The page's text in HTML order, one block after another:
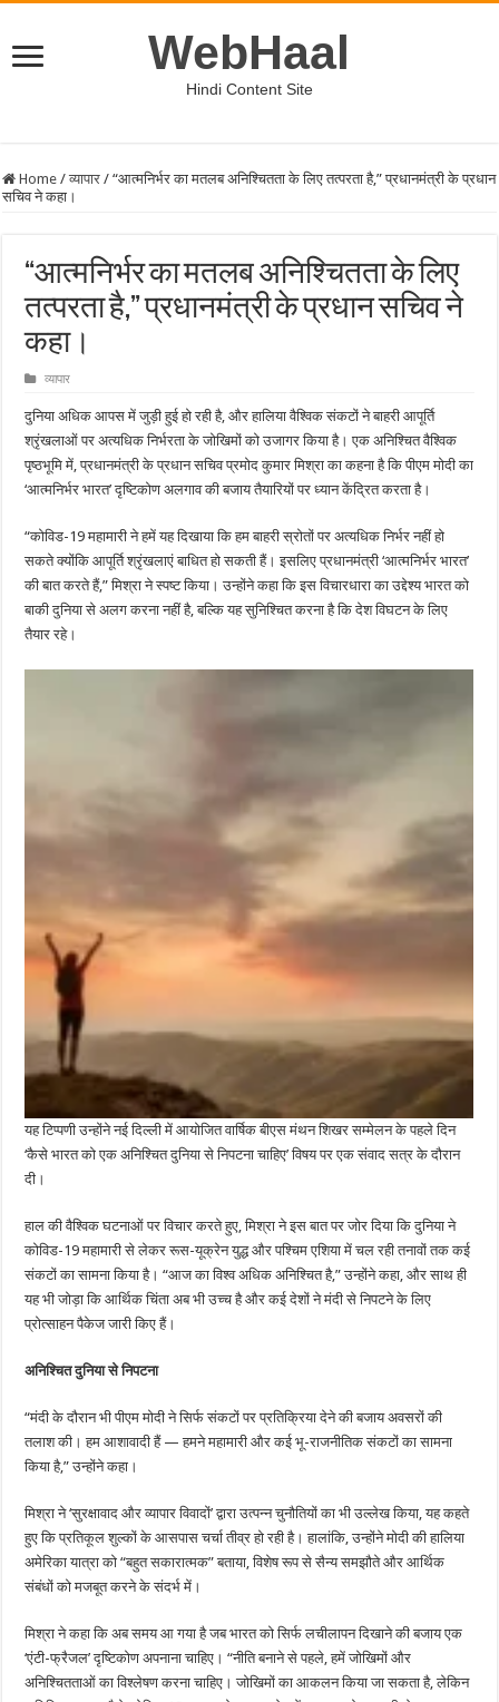
WebHaal
Hindi Content Site
Home / व्यापार / “आत्मनिर्भर का मतलब अनिश्चितता के लिए तत्परता है,” प्रधानमंत्री के प्रधान
सचिव ने कहा।
“आत्मनिर्भर का मतलब अनिश्चितता के लिए
तत्परता है,” प्रधानमंत्री के प्रधान सचिव ने
कहा।
व्यापार
दुनिया अधिक आपस में जुड़ी हुई हो रही है, और हालिया वैश्विक संकटों ने बाहरी आपूर्ति
श्रृंखलाओं पर अत्यधिक निर्भरता के जोखिमों को उजागर किया है। एक अनिश्चित वैश्विक
पृष्ठभूमि में, प्रधानमंत्री के प्रधान सचिव प्रमोद कुमार मिश्रा का कहना है कि पीएम मोदी का
‘आत्मनिर्भर भारत’ दृष्टिकोण अलगाव की बजाय तैयारियों पर ध्यान केंद्रित करता है।
“कोविड-19 महामारी ने हमें यह दिखाया कि हम बाहरी स्रोतों पर अत्यधिक निर्भर नहीं हो
सकते क्योंकि आपूर्ति श्रृंखलाएं बाधित हो सकती हैं। इसलिए प्रधानमंत्री ‘आत्मनिर्भर भारत’
की बात करते हैं,” मिश्रा ने स्पष्ट किया। उन्होंने कहा कि इस विचारधारा का उद्देश्य भारत को
बाकी दुनिया से अलग करना नहीं है, बल्कि यह सुनिश्चित करना है कि देश विघटन के लिए
तैयार रहे।
यह टिप्पणी उन्होंने नई दिल्ली में आयोजित वार्षिक बीएस मंथन शिखर सम्मेलन के पहले दिन
‘कैसे भारत को एक अनिश्चित दुनिया से निपटना चाहिए’ विषय पर एक संवाद सत्र के दौरान
दी।
हाल की वैश्विक घटनाओं पर विचार करते हुए, मिश्रा ने इस बात पर जोर दिया कि दुनिया ने
कोविड-19 महामारी से लेकर रूस-यूक्रेन युद्ध और पश्चिम एशिया में चल रही तनावों तक कई
संकटों का सामना किया है। “आज का विश्व अधिक अनिश्चित है,” उन्होंने कहा, और साथ ही
यह भी जोड़ा कि आर्थिक चिंता अब भी उच्च है और कई देशों ने मंदी से निपटने के लिए
प्रोत्साहन पैकेज जारी किए हैं।
अनिश्चित दुनिया से निपटना
“मंदी के दौरान भी पीएम मोदी ने सिर्फ संकटों पर प्रतिक्रिया देने की बजाय अवसरों की
तलाश की। हम आशावादी हैं — हमने महामारी और कई भू-राजनीतिक संकटों का सामना
किया है,” उन्होंने कहा।
मिश्रा ने ‘सुरक्षावाद और व्यापार विवादों’ द्वारा उत्पन्न चुनौतियों का भी उल्लेख किया, यह कहते
हुए कि प्रतिकूल शुल्कों के आसपास चर्चा तीव्र हो रही है। हालांकि, उन्होंने मोदी की हालिया
अमेरिका यात्रा को “बहुत सकारात्मक” बताया, विशेष रूप से सैन्य समझौते और आर्थिक
संबंधों को मजबूत करने के संदर्भ में।
मिश्रा ने कहा कि अब समय आ गया है जब भारत को सिर्फ लचीलापन दिखाने की बजाय एक
‘एंटी-फ्रैजल’ दृष्टिकोण अपनाना चाहिए। “नीति बनाने से पहले, हमें जोखिमों और
अनिश्चितताओं का विश्लेषण करना चाहिए। जोखिमों का आकलन किया जा सकता है, लेकिन